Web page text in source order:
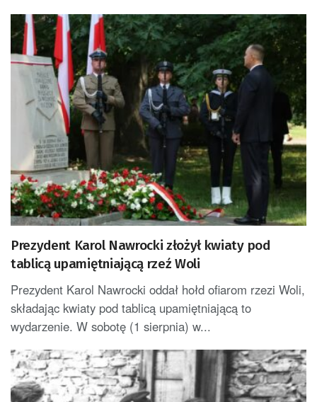
Prezydent Karol Nawrocki złożył kwiaty pod
tablicą upamiętniającą rzeź Woli
Prezydent Karol Nawrocki oddał hołd ofiarom rzezi Woli,
składając kwiaty pod tablicą upamiętniającą to
wydarzenie. W sobotę (1 sierpnia) w...